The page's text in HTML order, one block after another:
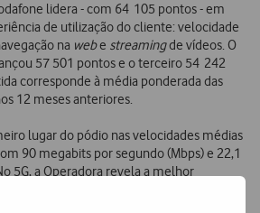
lidera - com 64 105 pontos - em
de utilização do cliente: velocidade
na webe streamingde vídeos. O
57 501 pontos e o terceiro 54 242
corresponde à média ponderada das
12 meses anteriores.
lugar do pódio nas velocidades médias
90 megabits por segundo (Mbps) e 22,1
5G, a Operadora revela a melhor
com 26 Mbps.